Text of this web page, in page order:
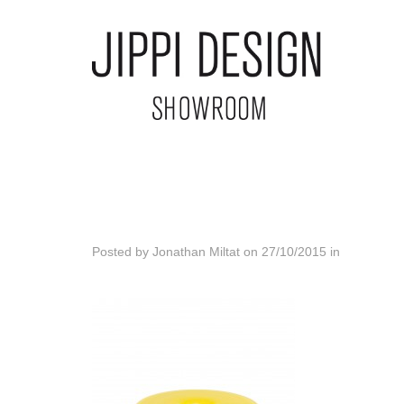
Posted by Jonathan Miltat on 27/10/2015 in